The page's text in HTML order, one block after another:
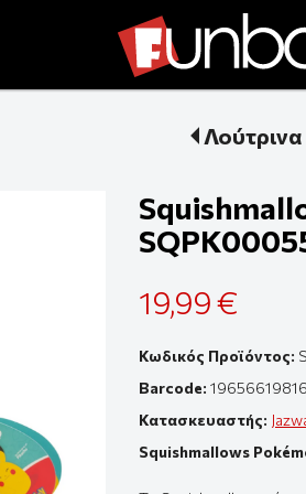
Λούτρινα
19,99 €
Κωδικός Προϊόντος:
Barcode:
Κατασκευαστής:
Squishmallows